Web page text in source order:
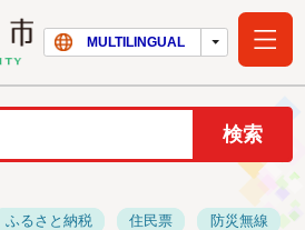
常陸太田市ホー
MULTILINGUAL
ふるさと納税 住民票 防災無線